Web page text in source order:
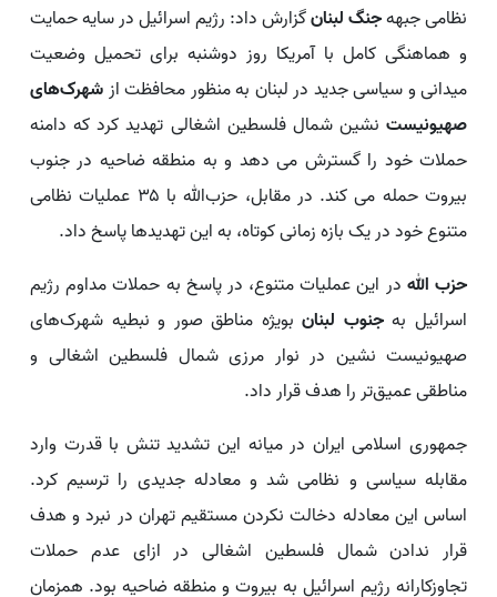
نظامی جبههجنگ لبنانگزارش داد: رژیم اسرائیل در سایه حمایت
و هماهنگی کامل با آمریکا روز دوشنبه برای تحمیل وضعیت
میدانی و سیاسی جدید در لبنان به منظور محافظت ازشهرک‌های
صهیونیست نشین شمال فلسطین اشغالی تهدید کرد که دامنه
حملات خود را گسترش می دهد و به منطقه ضاحیه در جنوب
بیروت حمله می کند. در مقابل، حزب‌الله با ۳۵ عملیات نظامی
متنوع خود در یک بازه زمانی کوتاه، به این تهدیدها پاسخ داد.
حزب الله در این عملیات متنوع، در پاسخ به حملات مداوم رژیم
اسرائیل بهجنوب لبنانبویژه مناطق صور و نبطیه شهرک‌های
صهیونیست نشین در نوار مرزی شمال فلسطین اشغالی و
مناطقی عمیق‌تر را هدف قرار داد.
جمهوری اسلامی ایران در میانه این تشدید تنش با قدرت وارد
مقابله سیاسی و نظامی شد و معادله جدیدی را ترسیم کرد.
اساس این معادله دخالت نکردن مستقیم تهران در نبرد و هدف
قرار ندادن شمال فلسطین اشغالی در ازای عدم حملات
تجاوزکارانه رژیم اسرائیل به بیروت و منطقه ضاحیه بود. همزمان